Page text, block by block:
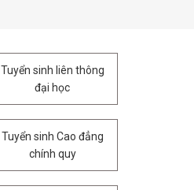
Tuyển sinh liên thông
đại học
Tuyển sinh Cao đẳng
chính quy